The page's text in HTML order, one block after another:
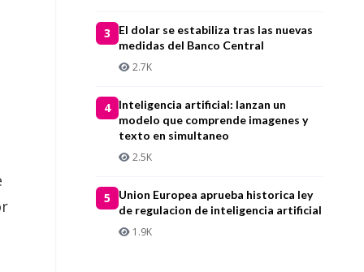
3
El dolar se estabiliza tras las nuevas
medidas del Banco Central
2.7K
4
Inteligencia artificial: lanzan un
modelo que comprende imagenes y
texto en simultaneo
2.5K
5
Union Europea aprueba historica ley
de regulacion de inteligencia artificial
1.9K